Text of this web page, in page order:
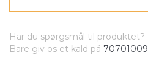
Har du spørgsmål til produktet?
Bare giv os et kald på 70701009